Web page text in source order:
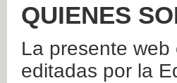
QUIENES
La presente
editadas por la